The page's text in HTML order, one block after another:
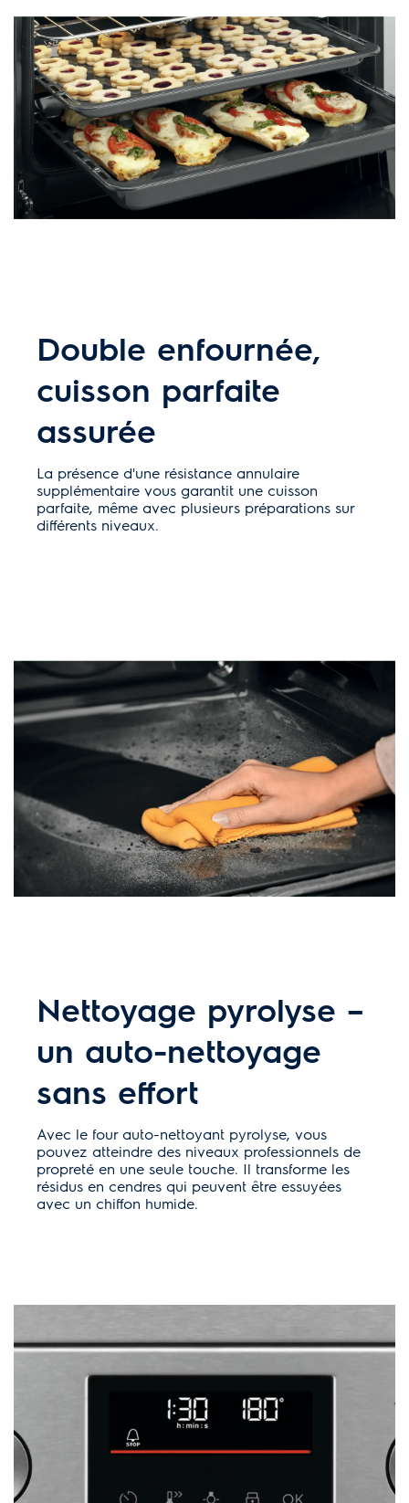
Double enfournée,
cuisson parfaite
assurée
La présence d'une résistance annulaire
supplémentaire vous garantit une cuisson
parfaite, même avec plusieurs préparations sur
différents niveaux.
Nettoyage pyrolyse –
un auto-nettoyage
sans effort
Avec le four auto-nettoyant pyrolyse, vous
pouvez atteindre des niveaux professionnels de
propreté en une seule touche. Il transforme les
résidus en cendres qui peuvent être essuyées
avec un chiffon humide.